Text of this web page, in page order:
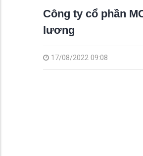
Công ty cổ phần
lương
17/08/2022 09:08